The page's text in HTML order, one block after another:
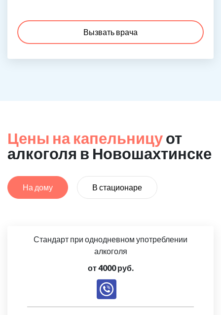
Вызвать врача
Цены на капельницуот
алкоголя в Новошахтинске
На дому В стационаре
Стандарт при однодневном употреблении
алкоголя
от 4000 руб.